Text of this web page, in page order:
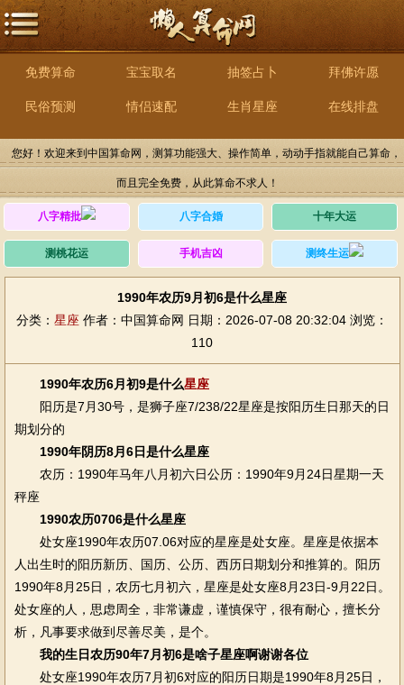
免费算命 宝宝取名 抽签占卜 拜佛许愿
民俗预测 情侣速配 生肖星座 在线排盘
您好！欢迎来到中国算命网，测算功能强大、操作简单，动动手指就能自己算命，
而且完全免费，从此算命不求人！
八字精批 八字合婚 十年大运
测桃花运 手机吉凶 测终生运
1990年农历9月初6是什么星座
分类： 星座 作者：中国算命网 日期：2026-07-08 20:32:04 浏览：
110
1990年农历6月初9是什么星座
阳历是7月30号，是狮子座7/238/22星座是按阳历生日那天的日
期划分的
1990年阴历8月6日是什么星座
农历：1990年马年八月初六日公历：1990年9月24日星期一天
秤座
1990农历0706是什么星座
处女座1990年农历07.06对应的星座是处女座。星座是依据本
人出生时的阳历新历、国历、公历、西历日期划分和推算的。阳历
1990年8月25日，农历七月初六，星座是处女座8月23日-9月22日。
处女座的人，思虑周全，非常谦虚，谨慎保守，很有耐心，擅长分
析，凡事要求做到尽善尽美，是个。
我的生日农历90年7月初6是啥子星座啊谢谢各位
处女座1990年农历7月初6对应的阳历日期是1990年8月25日，